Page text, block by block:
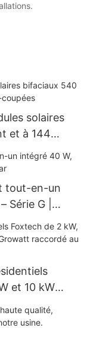
solaires
et à 144
tout-en-un
Série G |
et 10 kW
réseau